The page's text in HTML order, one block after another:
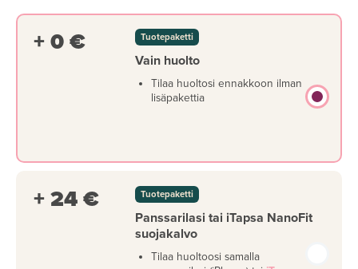
+ 0 € Tuotepaketti
Vain huolto
Tilaa huoltosi ennakkoon ilman
lisäpakettia
+ 24 € Tuotepaketti
Panssarilasi tai iTapsa NanoFit
suojakalvo
Tilaa huoltoosi samalla